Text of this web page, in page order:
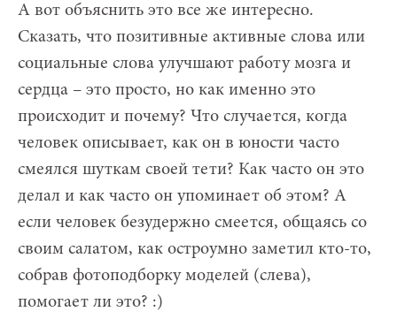
А вот объяснить это все же интересно.
Сказать, что позитивные активные слова или
социальные слова улучшают работу мозга и
сердца – это просто, но как именно это
происходит и почему? Что случается, когда
человек описывает, как он в юности часто
смеялся шуткам своей тети? Как часто он это
делал и как часто он упоминает об этом? А
если человек безудержно смеется, общаясь со
своим салатом, как остроумно заметил кто-то,
собрав фотоподборку моделей (слева),
помогает ли это? :)